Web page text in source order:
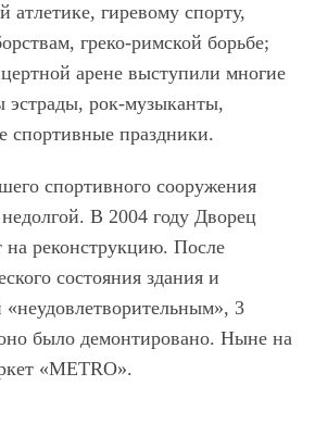
атлетике, гиревому спорту,
греко-римской борьбе;
арене выступили многие
эстрады, рок-музыканты,
спортивные праздники.
спортивного сооружения
недолгой. В 2004 году Дворец
на реконструкцию. После
состояния здания и
3
оно было демонтировано. Ныне на
«METRO».